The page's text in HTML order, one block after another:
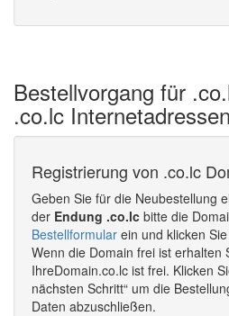
Bestellvorgang für
.co.lc Internetadressen
Registrierung von .co.lc
Geben Sie für die Neubestellung
der Endung .co.lc bitte die
Bestellformular ein und klicken
Wenn die Domain frei ist erhalten
IhreDomain.co.lc ist frei. Klicken
nächsten Schritt“ um die
Daten abzuschließen.